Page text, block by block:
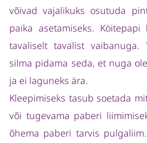
võivad vajalikuks osutuda
paika asetamiseks. Köitepapi
tavaliselt tavalist vaibanuga.
silma pidama seda, et nuga
ja ei laguneks ära.
Kleepimiseks tasub soetada
või tugevama paberi
õhema paberi tarvis